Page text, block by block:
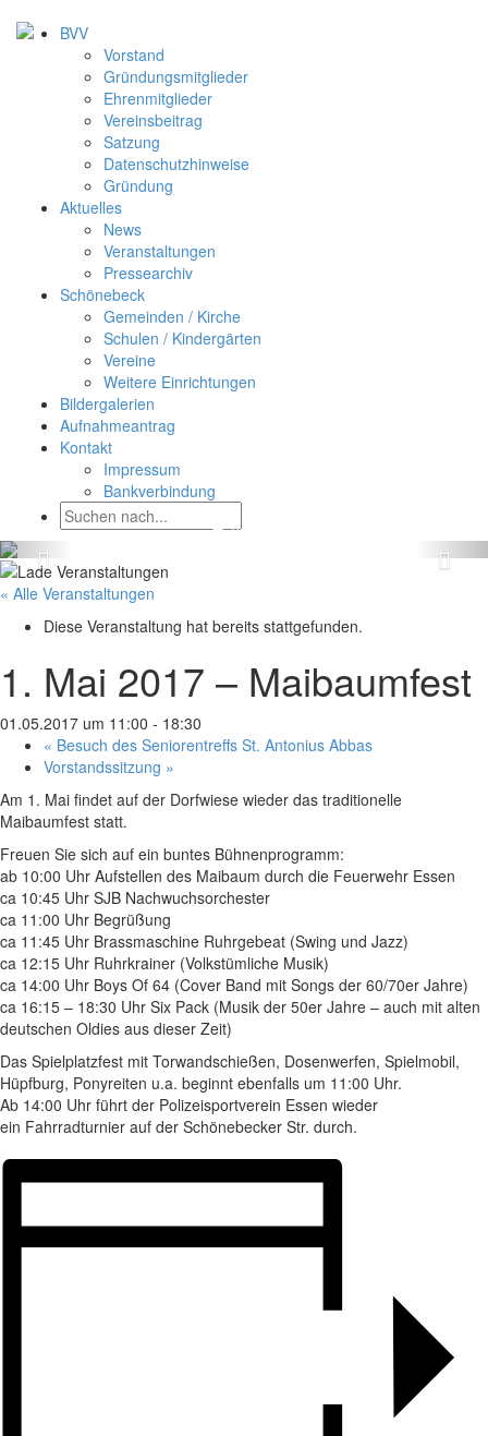
BVV
Vorstand
Gründungsmitglieder
Ehrenmitglieder
Vereinsbeitrag
Satzung
Datenschutzhinweise
Gründung
Aktuelles
News
Veranstaltungen
Pressearchiv
Schönebeck
Gemeinden / Kirche
Schulen / Kindergärten
Vereine
Weitere Einrichtungen
Bildergalerien
Aufnahmeantrag
Kontakt
Impressum
Bankverbindung
« Alle Veranstaltungen
Diese Veranstaltung hat bereits stattgefunden.
1. Mai 2017 – Maibaumfest
01.05.2017 um 11:00 - 18:30
« Besuch des Seniorentreffs St. Antonius Abbas
Vorstandssitzung »
Am 1. Mai findet auf der Dorfwiese wieder das traditionelle
Maibaumfest statt.
Freuen Sie sich auf ein buntes Bühnenprogramm:
ab 10:00 Uhr Aufstellen des Maibaum durch die Feuerwehr Essen
ca 10:45 Uhr SJB Nachwuchsorchester
ca 11:00 Uhr Begrüßung
ca 11:45 Uhr Brassmaschine Ruhrgebeat (Swing und Jazz)
ca 12:15 Uhr Ruhrkrainer (Volkstümliche Musik)
ca 14:00 Uhr Boys Of 64 (Cover Band mit Songs der 60/70er Jahre)
ca 16:15 – 18:30 Uhr Six Pack (Musik der 50er Jahre – auch mit alten
deutschen Oldies aus dieser Zeit)
Das Spielplatzfest mit Torwandschießen, Dosenwerfen, Spielmobil,
Hüpfburg, Ponyreiten u.a. beginnt ebenfalls um 11:00 Uhr.
Ab 14:00 Uhr führt der Polizeisportverein Essen wieder
ein Fahrradturnier auf der Schönebecker Str. durch.